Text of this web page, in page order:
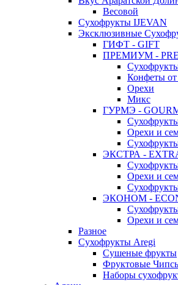
Весовой
Сухофрукты IJEVAN
Эксклюзивные
ГИФТ - GIFT
ПРЕМИУМ -
Конфеты
Орехи
Микс
ГУРМЭ -
Орехи и
ЭКСТРА -
Орехи и
ЭКОНОМ -
Орехи и
Разное
Сухофрукты Aregi
Сушеные фрукты
Фруктовые
Наборы